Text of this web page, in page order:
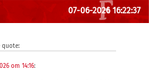
07-06-2026 16:22:37
quote:
om 14:16: